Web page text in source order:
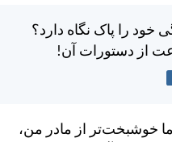
خود را پاک نگاه دارد؟
از دستورات آن!
خوشبخت‌تر از مادر من،